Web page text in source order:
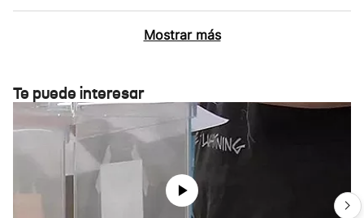
Mostrar más
Te puede interesar